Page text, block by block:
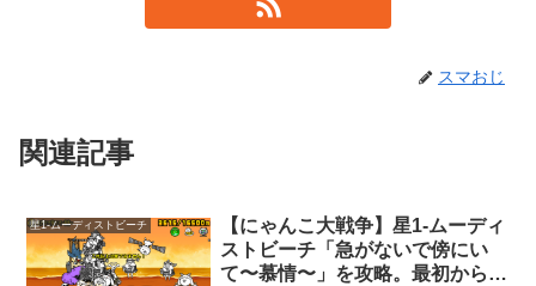
スマおじ
関連記事
星1-ムーディストビーチ
【にゃんこ大戦争】星1-ムーディ
ストビーチ「急がないで傍にい
て〜慕情〜」を攻略。最初からニ